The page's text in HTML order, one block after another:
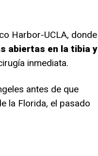
Harbor-UCLA, donde
abiertas en la tibia y
inmediata.
antes de que
la Florida, el pasado